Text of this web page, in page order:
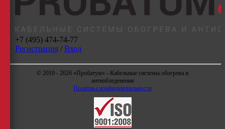
+7 (495) 474-74-77
Регистрация/ Вход
© 2010 - 2026 «Пробатум» - Кабельные системы обогрева и
антиобледенения
Политика конфиденциальности